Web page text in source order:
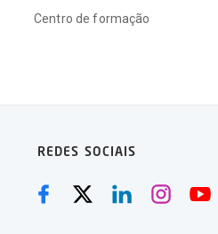
Centro de formação
REDES SOCIAIS